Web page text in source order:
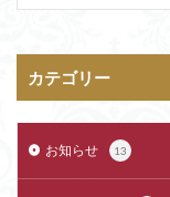
カテゴリー
お知らせ 13